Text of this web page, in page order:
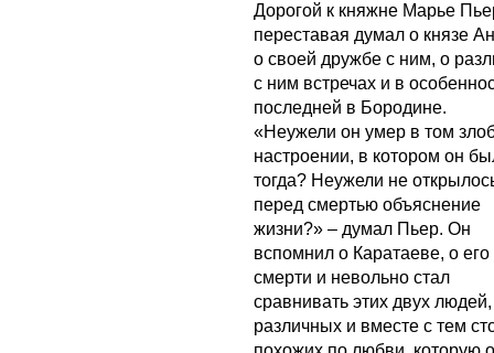
Дорогой к княжне Марье
переставая думал о князе
о своей дружбе с ним, о
с ним встречах и в
последней в Бородине.
«Неужели он умер в том
настроении, в котором он
тогда? Неужели не
перед смертью объяснение
жизни?» – думал Пьер. Он
вспомнил о Каратаеве, о его
смерти и невольно стал
сравнивать этих двух людей,
различных и вместе с тем